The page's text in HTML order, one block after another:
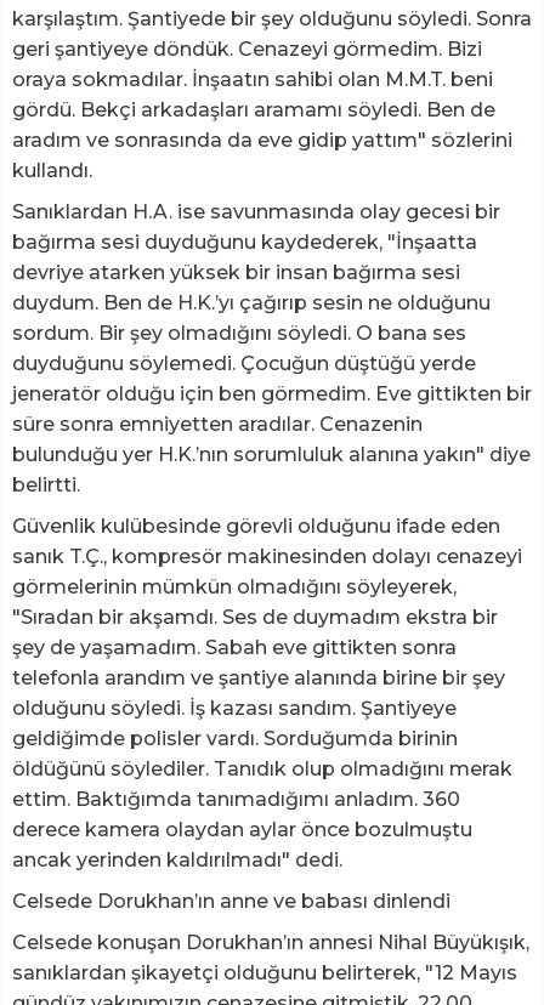
karşılaştım. Şantiyede bir şey olduğunu söyledi. Sonra
geri şantiyeye döndük. Cenazeyi görmedim. Bizi
oraya sokmadılar. İnşaatın sahibi olan M.M.T. beni
gördü. Bekçi arkadaşları aramamı söyledi. Ben de
aradım ve sonrasında da eve gidip yattım" sözlerini
kullandı.
Sanıklardan H.A. ise savunmasında olay gecesi bir
bağırma sesi duyduğunu kaydederek, "İnşaatta
devriye atarken yüksek bir insan bağırma sesi
duydum. Ben de H.K.’yı çağırıp sesin ne olduğunu
sordum. Bir şey olmadığını söyledi. O bana ses
duyduğunu söylemedi. Çocuğun düştüğü yerde
jeneratör olduğu için ben görmedim. Eve gittikten bir
süre sonra emniyetten aradılar. Cenazenin
bulunduğu yer H.K.’nın sorumluluk alanına yakın" diye
belirtti.
Güvenlik kulübesinde görevli olduğunu ifade eden
sanık T.Ç., kompresör makinesinden dolayı cenazeyi
görmelerinin mümkün olmadığını söyleyerek,
"Sıradan bir akşamdı. Ses de duymadım ekstra bir
şey de yaşamadım. Sabah eve gittikten sonra
telefonla arandım ve şantiye alanında birine bir şey
olduğunu söyledi. İş kazası sandım. Şantiyeye
geldiğimde polisler vardı. Sorduğumda birinin
öldüğünü söylediler. Tanıdık olup olmadığını merak
ettim. Baktığımda tanımadığımı anladım. 360
derece kamera olaydan aylar önce bozulmuştu
ancak yerinden kaldırılmadı" dedi.
Celsede Dorukhan’ın anne ve babası dinlendi
Celsede konuşan Dorukhan’ın annesi Nihal Büyükışık,
sanıklardan şikayetçi olduğunu belirterek, "12 Mayıs